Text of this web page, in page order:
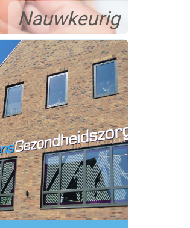
Nauwkeurig